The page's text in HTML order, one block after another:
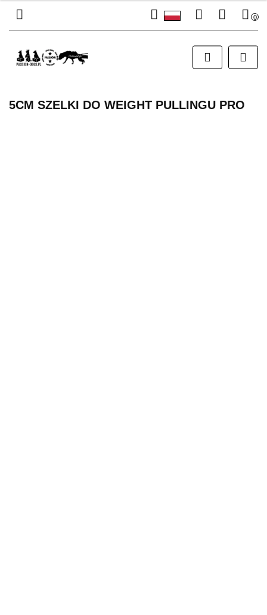
PLN
EUR
Zaloguj się
Załóż konto
Zgody cookies
0
5CM SZELKI DO WEIGHT PULLINGU PRO